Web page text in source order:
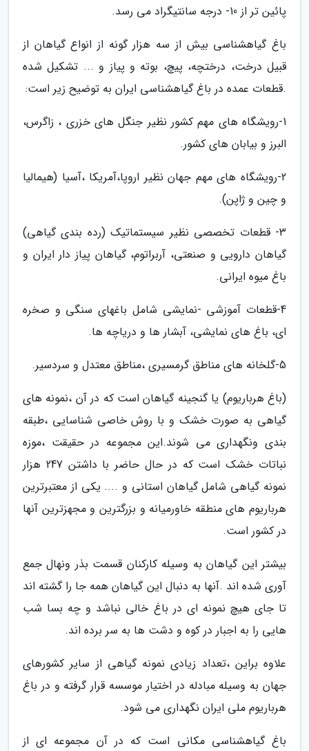
پائین تر از 10- درجه سانتیگراد می رسد.
باغ گیاهشناسی بیش از سه هزار گونه از انواع گیاهان از
قبیل درخت، درختچه، پیچ، بوته و پیاز و ... تشکیل شده
.قطعات عمده در باغ گیاهشناسی ایران به توضیح زیر است:
1-رویشگاه های مهم کشور نظیر جنگل های خزری ، زاگرس،
البرز و بیابان های کشور.
2-رویشگاه های مهم جهان نظیر اروپا،آمریکا ،آسیا (هیمالیا
و چین و ژاپن).
3- قطعات تخصصی نظیر سیستماتیک (رده بندی گیاهی)
گیاهان دارویی و صنعتی، آربراتوم، گیاهان پیاز دار ایران و
باغ میوه ایرانی.
4-قطعات آموزشی -نمایشی شامل باغهای سنگی و صخره
ای، باغ های نمایشی، آبشار ها و دریاچه ها.
5-گلخانه های مناطق گرمسیری ،مناطق معتدل و سردسیر.
(باغ هرباریوم) یا گنجینه گیاهان است که در آن ،نمونه های
گیاهی به صورت خشک و با روش خاصی شناسایی ،طبقه
بندی ونگهداری می شوند.این مجموعه در حقیقت ،موزه
نباتات خشک است که در حال حاضر با داشتن 247 هزار
نمونه گیاهی شامل گیاهان استانی و .... یکی از معتبرترین
هرباریوم های منطقه خاورمیانه و بزرگترین و مجهزترین آنها
در کشور است.
بیشتر این گیاهان به وسیله کارکنان قسمت بذر ونهال جمع
آوری شده اند .آنها به دنبال این گیاهان همه جا را گشته اند
تا جای هیچ نمونه ای در باغ خالی نباشد و چه بسا شب
هایی را به اجبار در کوه و دشت ها به سر برده اند.
علاوه براین ،تعداد زیادی نمونه گیاهی از سایر کشورهای
جهان به وسیله مبادله در اختیار موسسه قرار گرفته و در باغ
هرباریوم ملی ایران نگهداری می شود.
باغ گیاهشناسی مکانی است که در آن مجموعه ای از